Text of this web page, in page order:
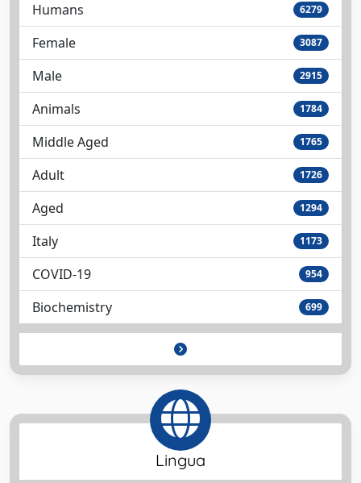
Humans 6279
Female 3087
Male 2915
Animals 1784
Middle Aged 1765
Adult 1726
Aged 1294
Italy 1173
COVID-19 954
Biochemistry 699
Lingua